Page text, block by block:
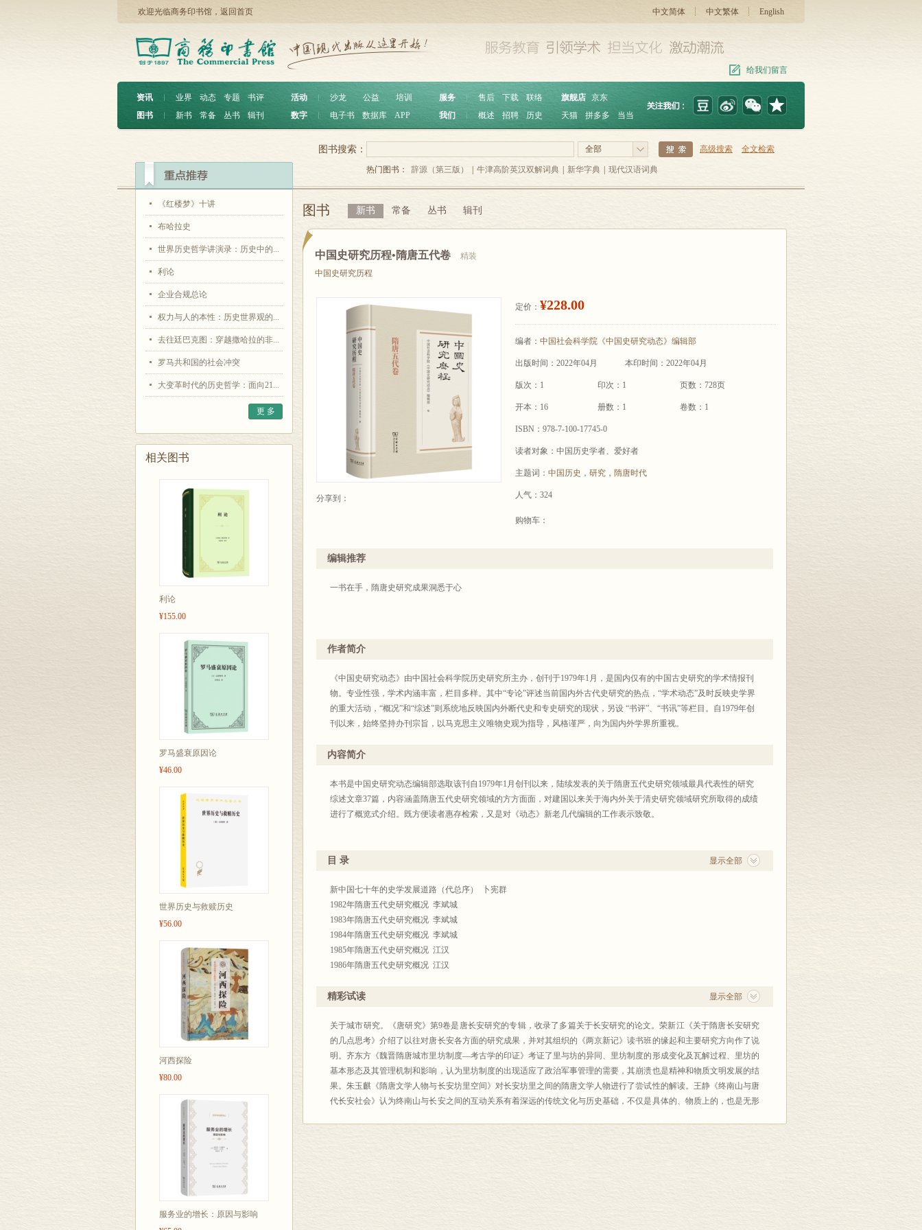
欢迎光临商务印书馆， 返回首页 中文简体 中文繁体 English
给我们留言
资讯 ︱ 业界 动态 专题
书评
图书
︱ 新书 常备 丛书 辑刊
活动 沙龙 公益
培训
数字
电子书 数据库 APP
服务 ︱ 售后 下载
联络
我们
概述 招聘 历史
旗舰店 京东
天猫
拼多多 当当
《红楼梦》十讲
布哈拉史
世界历史哲学讲演录：历史中的...
利论
企业合规总论
权力与人的本性：历史世界观的...
去往廷巴克图：穿越撒哈拉的非...
罗马共和国的社会冲突
大变革时代的历史哲学：面向21...
更 多
相关图书
利论
¥155.00
罗马盛衰原因论
¥46.00
世界历史与救赎历史
¥56.00
河西探险
¥80.00
服务业的增长：原因与影响
全部 高级搜索 全文检索
图书搜索：
热门图书： 辞源（第三版） 牛津高阶英汉双解词典 新华字典 现代汉语词典
图书 新书 常备 丛书 辑刊
中国史研究历程•隋唐五代卷
精装
中国史研究历程
分享到：
定价： ¥228.00
编者： 中国社会科学院《中国史研究动态》编辑部
出版时间：2022年04月 本印时间：2022年04月
版次：1 印次：1 页数：728页
开本：16 册数：1 卷数：1
ISBN：978-7-100-17745-0
读者对象：中国历史学者、爱好者
主题词： 中国历史 ， 研究 ， 隋唐时代
人气：324
购物车：
编辑推荐
一书在手，隋唐史研究成果洞悉于心
作者简介
《中国史研究动态》由中国社会科学院历史研究所主办，创刊于1979年1月，是国内仅有的中国古史研究的学术情报刊
物。专业性强，学术内涵丰富，栏目多样。其中“专论”评述当前国内外古代史研究的热点，“学术动态”及时反映史学界
的重大活动，“概况”和“综述”则系统地反映国内外断代史和专史研究的现状，另设 “书评”、“书讯”等栏目。自1979年创
刊以来，始终坚持办刊宗旨，以马克思主义唯物史观为指导，风格谨严，向为国内外学界所重视。
内容简介
本书是中国史研究动态编辑部选取该刊自1979年1月创刊以来，陆续发表的关于隋唐五代史研究领域最具代表性的研究
综述文章37篇，内容涵盖隋唐五代史研究领域的方方面面，对建国以来关于海内外关于清史研究领域研究所取得的成绩
进行了概览式介绍。既方便读者惠存检索，又是对《动态》新老几代编辑的工作表示致敬。
显示全部
目 录
新中国七十年的史学发展道路（代总序） 卜宪群
1982年隋唐五代史研究概况 李斌城
1983年隋唐五代史研究概况 李斌城
1984年隋唐五代史研究概况 李斌城
1985年隋唐五代史研究概况 江汉
1986年隋唐五代史研究概况 江汉
1988年隋唐五代史研究概况 江汉
1990年隋唐五代史研究概况 牛来颖
1991年隋唐五代史研究概况 牛来颖
1992年隋唐五代史研究概况 牛来颖
1993年隋唐五代史研究概况 牛来颖
1994年隋唐五代史研究概况 牛来颖
1995年隋唐五代史研究概述 李锦绣
显示全部
精彩试读
关于城市研究。《唐研究》第9卷是唐长安研究的专辑，收录了多篇关于长安研究的论文。荣新江《关于隋唐长安研究
的几点思考》介绍了以往对唐长安各方面的研究成果，并对其组织的《两京新记》读书班的缘起和主要研究方向作了说
明。齐东方《魏晋隋唐城市里坊制度—考古学的印证》考证了里与坊的异同、里坊制度的形成变化及瓦解过程、里坊的
基本形态及其管理机制和影响，认为里坊制度的出现适应了政治军事管理的需要，其崩溃也是精神和物质文明发展的结
果。朱玉麒《隋唐文学人物与长安坊里空间》对长安坊里之间的隋唐文学人物进行了尝试性的解读。王静《终南山与唐
代长安社会》认为终南山与长安之间的互动关系有着深远的传统文化与历史基础，不仅是具体的、物质上的，也是无形